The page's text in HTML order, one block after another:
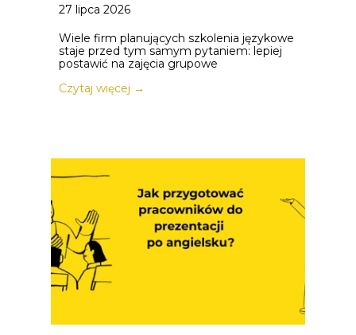
27 lipca 2026
Wiele firm planujących szkolenia językowe
staje przed tym samym pytaniem: lepiej
postawić na zajęcia grupowe
Czytaj więcej →